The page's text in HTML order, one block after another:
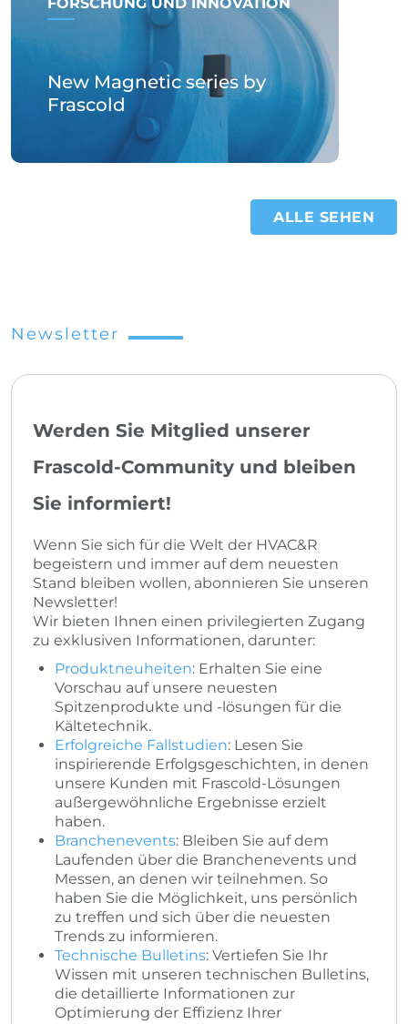
FORSCHUNG UND INNOVATION
New Magnetic series by
Frascold
ALLE SEHEN
Newsletter
Werden Sie Mitglied unserer
Frascold-Community und bleiben
Sie informiert!
Wenn Sie sich für die Welt der HVAC&R
begeistern und immer auf dem neuesten
Stand bleiben wollen, abonnieren Sie unseren
Newsletter!
Wir bieten Ihnen einen privilegierten Zugang
zu exklusiven Informationen, darunter:
Produktneuheiten: Erhalten Sie eine
Vorschau auf unsere neuesten
Spitzenprodukte und -lösungen für die
Kältetechnik.
Erfolgreiche Fallstudien: Lesen Sie
inspirierende Erfolgsgeschichten, in denen
unsere Kunden mit Frascold-Lösungen
außergewöhnliche Ergebnisse erzielt
haben.
Branchenevents: Bleiben Sie auf dem
Laufenden über die Branchenevents und
Messen, an denen wir teilnehmen. So
haben Sie die Möglichkeit, uns persönlich
zu treffen und sich über die neuesten
Trends zu informieren.
Technische Bulletins: Vertiefen Sie Ihr
Wissen mit unseren technischen Bulletins,
die detaillierte Informationen zur
Optimierung der Effizienz Ihrer